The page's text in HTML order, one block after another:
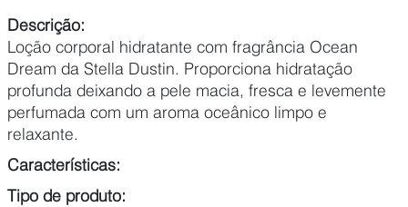
Descrição:
Loção corporal hidratante com fragrância Ocean
Dream da Stella Dustin. Proporciona hidratação
profunda deixando a pele macia, fresca e levemente
perfumada com um aroma oceânico limpo e
relaxante.
Características:
Tipo de produto: